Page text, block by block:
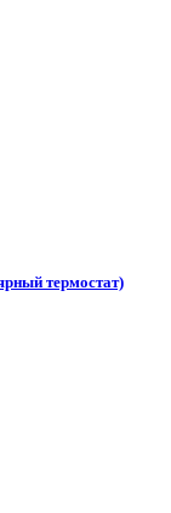
термостат)